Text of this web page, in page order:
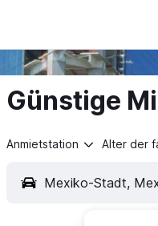
Günstige
Anmietstation Alter der